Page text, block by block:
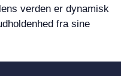
verden er dynamisk
fra sine